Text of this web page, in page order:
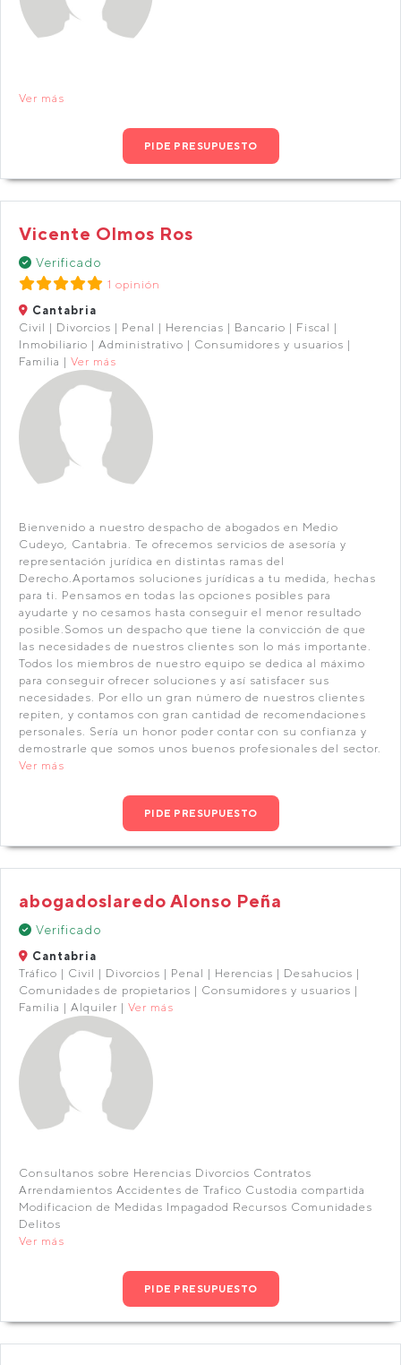
Ver más
PIDE PRESUPUESTO
Vicente Olmos Ros
Verificado
1 opinión
Cantabria
Civil | Divorcios | Penal | Herencias | Bancario | Fiscal |
Inmobiliario | Administrativo | Consumidores y usuarios |
Familia | Ver más
Bienvenido a nuestro despacho de abogados en Medio
Cudeyo, Cantabria. Te ofrecemos servicios de asesoría y
representación jurídica en distintas ramas del
Derecho.Aportamos soluciones jurídicas a tu medida, hechas
para ti. Pensamos en todas las opciones posibles para
ayudarte y no cesamos hasta conseguir el menor resultado
posible.Somos un despacho que tiene la convicción de que
las necesidades de nuestros clientes son lo más importante.
Todos los miembros de nuestro equipo se dedica al máximo
para conseguir ofrecer soluciones y así satisfacer sus
necesidades. Por ello un gran número de nuestros clientes
repiten, y contamos con gran cantidad de recomendaciones
personales. Sería un honor poder contar con su confianza y
demostrarle que somos unos buenos profesionales del sector.
Ver más
PIDE PRESUPUESTO
abogadoslaredo Alonso Peña
Verificado
Cantabria
Tráfico | Civil | Divorcios | Penal | Herencias | Desahucios |
Comunidades de propietarios | Consumidores y usuarios |
Familia | Alquiler | Ver más
Consultanos sobre Herencias Divorcios Contratos
Arrendamientos Accidentes de Trafico Custodia compartida
Modificacion de Medidas Impagadod Recursos Comunidades
Delitos
Ver más
PIDE PRESUPUESTO